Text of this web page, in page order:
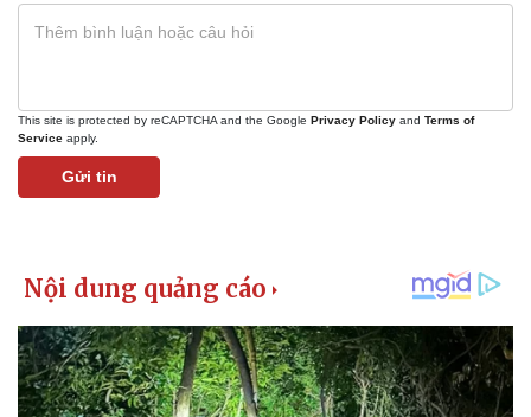
Kinh tế
Bất động sản
Thị trường
Giá vàng
This site is protected by reCAPTCHA and the Google Privacy Policy and Terms of
Service apply.
Gửi tin